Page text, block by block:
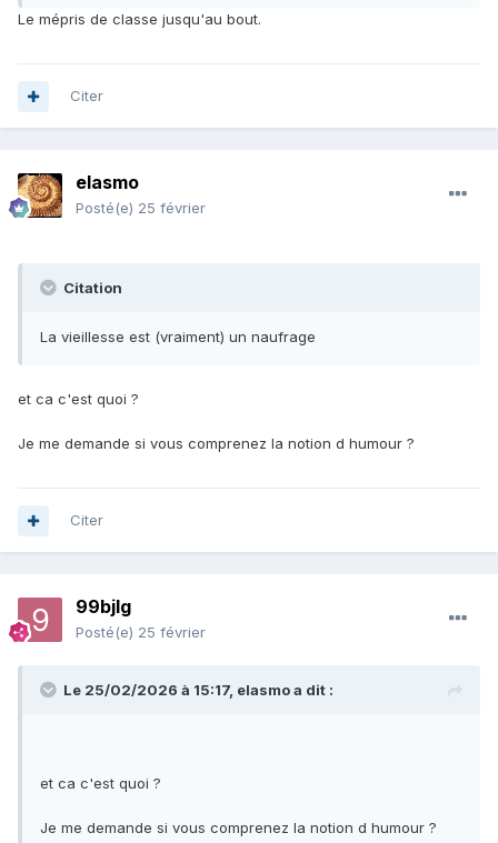
Le mépris de classe jusqu'au bout.
Citer
elasmo
Posté(e) 25 février
Citation
La vieillesse est (vraiment) un naufrage
et ca c'est quoi ?
Je me demande si vous comprenez la notion d humour ?
Citer
99bjlg
Posté(e) 25 février
Le 25/02/2026 à 15:17, elasmoa dit :
et ca c'est quoi ?
Je me demande si vous comprenez la notion d humour ?